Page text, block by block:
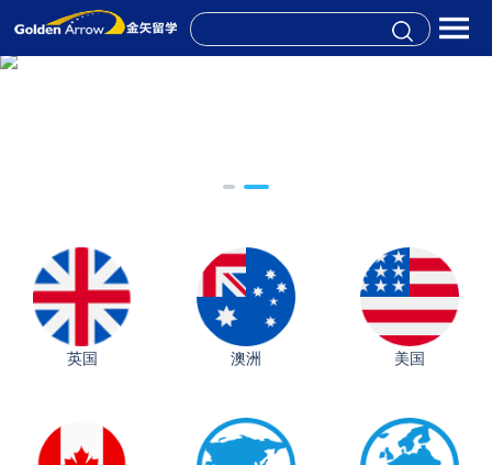
英国 澳洲 美国